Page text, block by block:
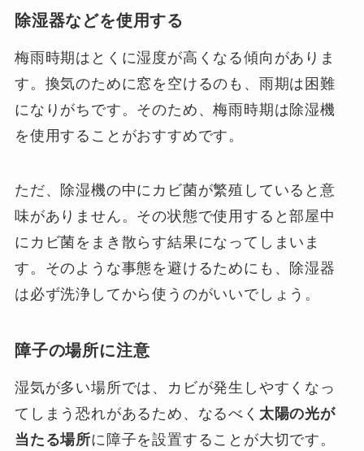
除湿器などを使用する
梅雨時期はとくに湿度が高くなる傾向がありま
す。換気のために窓を空けるのも、雨期は困難
になりがちです。そのため、梅雨時期は除湿機
を使用することがおすすめです。
ただ、除湿機の中にカビ菌が繁殖していると意
味がありません。その状態で使用すると部屋中
にカビ菌をまき散らす結果になってしまいま
す。そのような事態を避けるためにも、除湿器
は必ず洗浄してから使うのがいいでしょう。
障子の場所に注意
湿気が多い場所では、カビが発生しやすくなっ
てしまう恐れがあるため、なるべく 太陽の光が
当たる場所に障子を設置することが大切です。